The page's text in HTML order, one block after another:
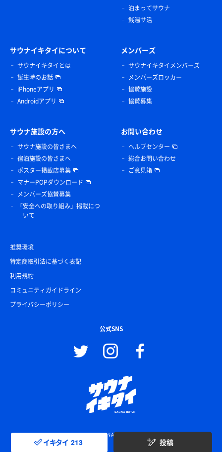
イキタイ 213 投稿
泊まってサウナ
銭湯サ活
サウナイキタイについて
サウナイキタイとは
誕生時のお話
iPhoneアプリ
Androidアプリ
メンバーズ
サウナイキタイメンバーズ
メンバーズロッカー
協賛施設
協賛募集
サウナ施設の方へ
サウナ施設の皆さまへ
宿泊施設の皆さまへ
ポスター掲載店募集
マナーPOPダウンロード
メンバーズ協賛募集
「安全への取り組み」掲載につ
いて
お問い合わせ
ヘルプセンター
総合お問い合わせ
ご意見箱
推奨環境
特定商取引法に基づく表記
利用規約
コミュニティガイドライン
プライバシーポリシー
公式SNS
© SAUNA IKITAI